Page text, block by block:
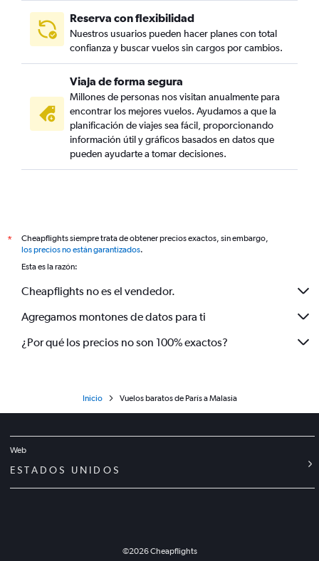
Reserva con flexibilidad
Nuestros usuarios pueden hacer planes con total
confianza y buscar vuelos sin cargos por cambios.
Viaja de forma segura
Millones de personas nos visitan anualmente para
encontrar los mejores vuelos. Ayudamos a que la
planificación de viajes sea fácil, proporcionando
información útil y gráficos basados en datos que
pueden ayudarte a tomar decisiones.
*
Cheapflights siempre trata de obtener precios exactos, sin embargo,
los precios no están garantizados.
Esta es la razón:
Cheapflights no es el vendedor.
Agregamos montones de datos para ti
¿Por qué los precios no son 100% exactos?
Inicio Vuelos baratos de París a Malasia
Web
ESTADOS UNIDOS
©2026Cheapflights